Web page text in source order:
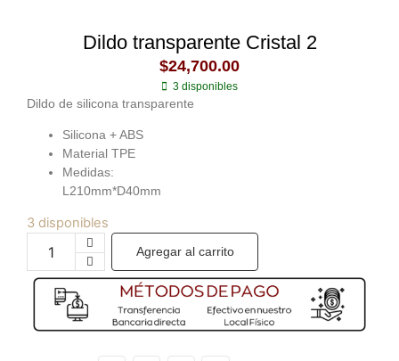
Dildo transparente Cristal 2
$24,700.00
3 disponibles
Dildo de silicona transparente
Silicona + ABS
Material TPE
Medidas:
L210mm*D40mm
3 disponibles
Agregar al carrito